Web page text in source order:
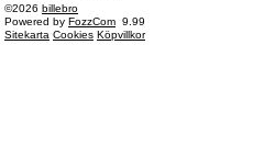
©2026 billebro
Powered by FozzCom 9.99
Sitekarta Cookies Köpvillkor